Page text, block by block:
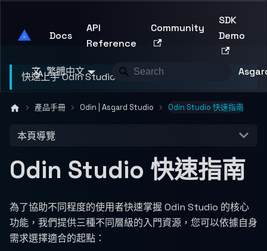
Asgard Developer
Docs
API
Reference
Community
SDK
Demo
繁體中文
快速上手 Odin Studio，建立第一個 AI 應用
產品手冊 Odin | Asgard Studio Odin Studio 快速指南
本頁導覽
Odin Studio 快速指南
為了協助不同程度的使用者快速掌握 Odin Studio 的核心
功能，我們提供三種不同層級的入門資源，您可以依據自身
需求選擇適合的起點：